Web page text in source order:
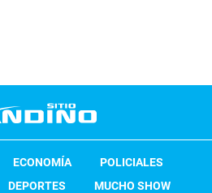
ECONOMÍA
POLICIALES
DEPORTES
MUCHO SHOW